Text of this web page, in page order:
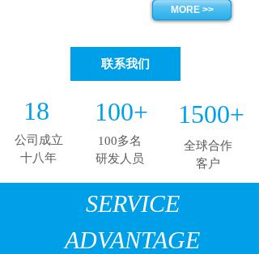
MORE >>
联系我们
全球合作
客户
1500+
100+
100多名
研发人员
公司成立
十八年
18
SERVICE
ADVANTAGE